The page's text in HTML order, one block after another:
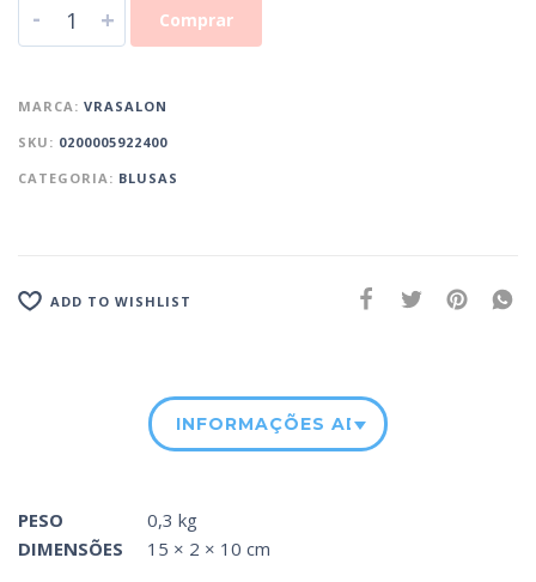
- + Comprar
MARCA: VRASALON
SKU: 0200005922400
CATEGORIA: BLUSAS
ADD TO WISHLIST
INFORMAÇÕES ADICIONAIS
PESO
0,3 kg
DIMENSÕES
15 × 2 × 10 cm